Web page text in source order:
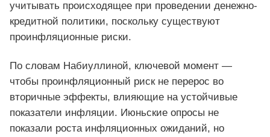
учитывать происходящее при проведении денежно-
кредитной политики, поскольку существуют
проинфляционные риски.
По словам Набиуллиной, ключевой момент —
чтобы проинфляционный риск не перерос во
вторичные эффекты, влияющие на устойчивые
показатели инфляции. Июньские опросы не
показали роста инфляционных ожиданий, но